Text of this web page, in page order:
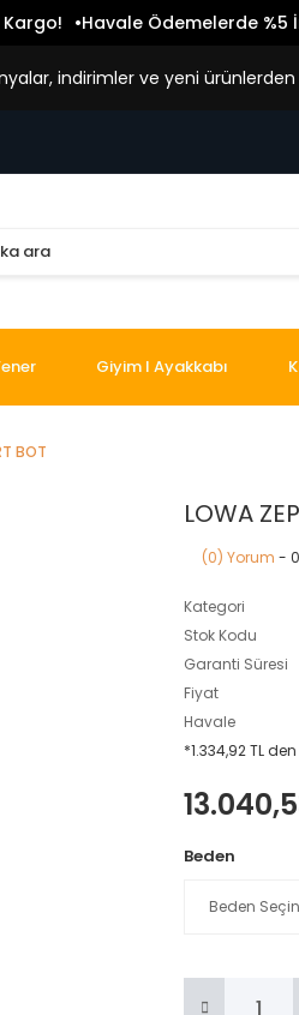
Kargo! Havale Ödemelerde %5
indirimler ve yeni
Giyim I Ayakkabı
BOT
LOWA
(0) Yorum -
Kategori
Stok Kodu
Garanti Süresi
Fiyat
Havale
*1.334,92 TL
Beden